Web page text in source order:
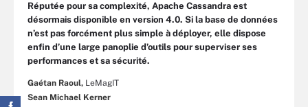
Réputée pour sa complexité, Apache Cassandra est
désormais disponible en version 4.0. Si la base de données
n’est pas forcément plus simple à déployer, elle dispose
enfin d’une large panoplie d’outils pour superviser ses
performances et sa sécurité.
Gaétan Raoul, LeMagIT
Sean Michael Kerner